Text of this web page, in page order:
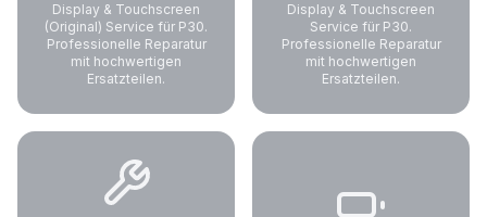
Display & Touchscreen
(Original) Service für P30.
Professionelle Reparatur
mit hochwertigen
Ersatzteilen.
Display & Touchscreen
Service für P30.
Professionelle Reparatur
mit hochwertigen
Ersatzteilen.